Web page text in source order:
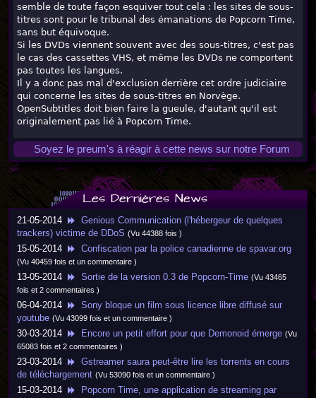
semble de toute façon esquiver tout cela : les sites de sous-
titres sont pour le tribunal des émanations de Popcorn Time,
sans but équivoque.
Si les DVDs viennent souvent avec des sous-titres, c'est pas
le cas des cassettes VHS, et même les DVDs ne comportent
pas toutes les langues.
Il y a donc pas mal d'exclusion derrière cet ordre judiciaire
qui concerne les sites de sous-titres en Norvège.
OpenSubtitles doit bien faire la gueule, d'autant qu'il est
originalement pas lié à Popcorn Time.
Soyez le preum's à réagir à cette news sur notre Forum
Les Dernières News
21-05-2014
Genious Communication (l'hébergeur de quelques
trackers) victime de DDoS (Vu 44388 fois )
15-05-2014 Confiscation par la police canadienne de spavar.org
(Vu 40459 fois et un commentaire )
13-05-2014 Sortie de la version 0.3 de Popcorn-Time (Vu 43465
fois et 2 commentaires )
06-04-2014
Sony bloque un film sous licence libre diffusé sur
youtube (Vu 43099 fois et un commentaire )
30-03-2014 Encore un petit effort pour que Demonoid émerge (Vu
65083 fois et 2 commentaires )
23-03-2014
Gstreamer saura peut-être lire les torrents en cours
de téléchargement (Vu 53090 fois et un commentaire )
15-03-2014
Popcorn Time, une application de streaming par